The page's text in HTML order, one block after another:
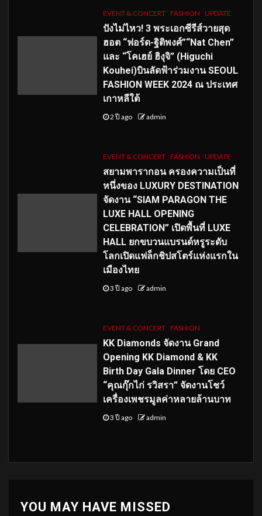
EVENT & CONCERT FASHION UPDATE
ปังไม่ไหว! 3 พระเอกซีรีส์วายสุด
ฮอต “ฟอร์ด-ฐิติพงศ์”“Nat Chen”
และ “โคเฮย์ ฮิงุจิ” (Higuchi
Kouhei)บินลัดฟ้าร่วมงาน SEOUL
FASHION WEEK 2024 ณ ประเทศ
เกาหลีใต้
2 ปี ago admin
EVENT & CONCERT FASHION UPDATE
สยามพารากอน ครองความเป็นที่
หนึ่งของ LUXURY DESTINATION
จัดงาน “SIAM PARAGON THE
LUXE HALL OPENING
CELEBRATION” เปิดพื้นที่ LUXE
HALL ยกขบวนแบรนด์หรูระดับ
โลกเปิดแฟล็กชิปสโตร์แห่งแรกใน
เมืองไทย
3 ปี ago admin
EVENT & CONCERT FASHION
KK Diamonds จัดงาน Grand
Opening KK Diamond & KK
Birth Day Gala Dinner โดย CEO
“คุณกุ๊กไก่ รวิสรา” จัดงานโชว์
เครื่องเพชรมูลค่าหลายล้านบาท
3 ปี ago admin
YOU MAY HAVE MISSED